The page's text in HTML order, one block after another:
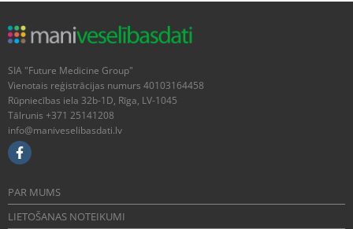
SIA "Future Medicine Group"
Vienotais reģistrācijas numurs 40103164458
Rūpniecības iela 32b-1D, Rīga, LV-1045
Tālrunis +371 25141208
info@maniveselibasdati.lv
PAR MUMS
LIETOŠANAS NOTEIKUMI